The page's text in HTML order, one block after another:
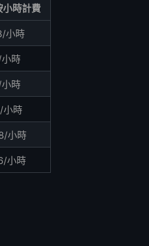
小時計費
小時
時
時
小時
小時
小時